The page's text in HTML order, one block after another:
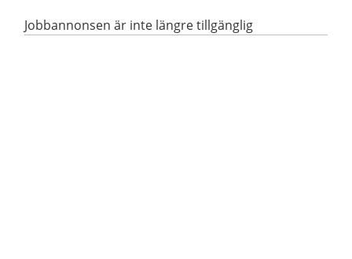
Jobbannonsen är inte längre tillgänglig